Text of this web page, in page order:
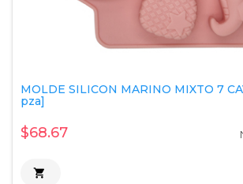
MOLDE SILICON MARINO MIXTO 7
pza]
$68.67
